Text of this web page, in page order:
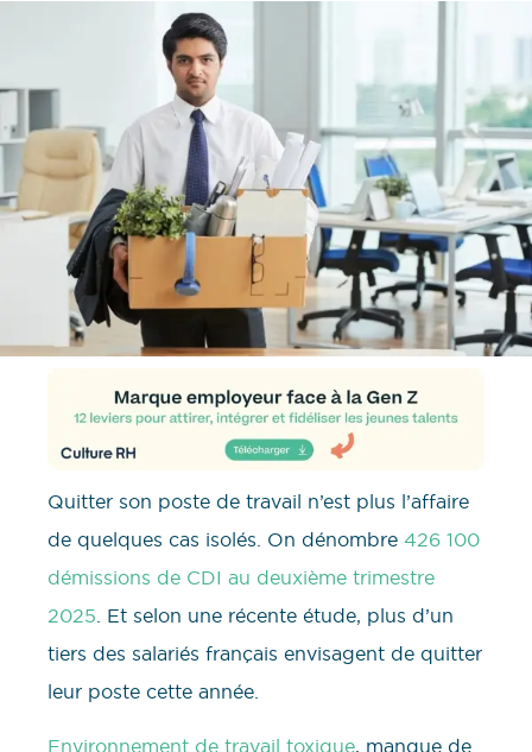
Quitter son poste de travail n’est plus l’affaire
de quelques cas isolés. On dénombre 426 100
démissions de CDI au deuxième trimestre
2025 . Et selon une récente étude, plus d’un
tiers des salariés français envisagent de quitter
leur poste cette année.
Environnement de travail toxique, manque de